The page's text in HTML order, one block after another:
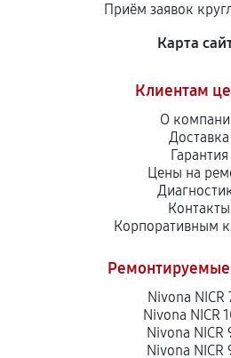
Приём заявок
Карта
Клиентам
О
Доставка
Гарантия
Цены на
Контакты
Корпоративным
Nivona NICR
Nivona NICR
Nivona NICR
Nivona NICR